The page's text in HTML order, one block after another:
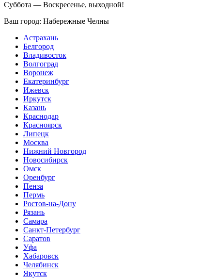
Суббота — Воскресенье, выходной!
Ваш город: Набережные Челны
Астрахань
Белгород
Владивосток
Волгоград
Воронеж
Екатеринбург
Ижевск
Иркутск
Казань
Краснодар
Красноярск
Липецк
Москва
Нижний Новгород
Новосибирск
Омск
Оренбург
Пенза
Пермь
Ростов-на-Дону
Рязань
Самара
Санкт-Петербург
Саратов
Уфа
Хабаровск
Челябинск
Якутск